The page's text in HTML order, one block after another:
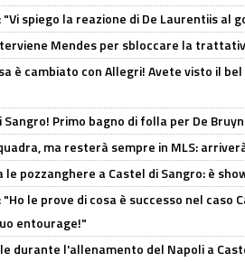
"Vi spiego la reazione di De Laurentiis al
Mendes per sbloccare la
è cambiato con Allegri! Avete visto il
Sangro! Primo bagno di folla per De
ma resterà sempre in MLS:
pozzanghere a Castel di Sangro: è
le prove di cosa è successo nel caso
entourage!"
durante l'allenamento del Napoli a